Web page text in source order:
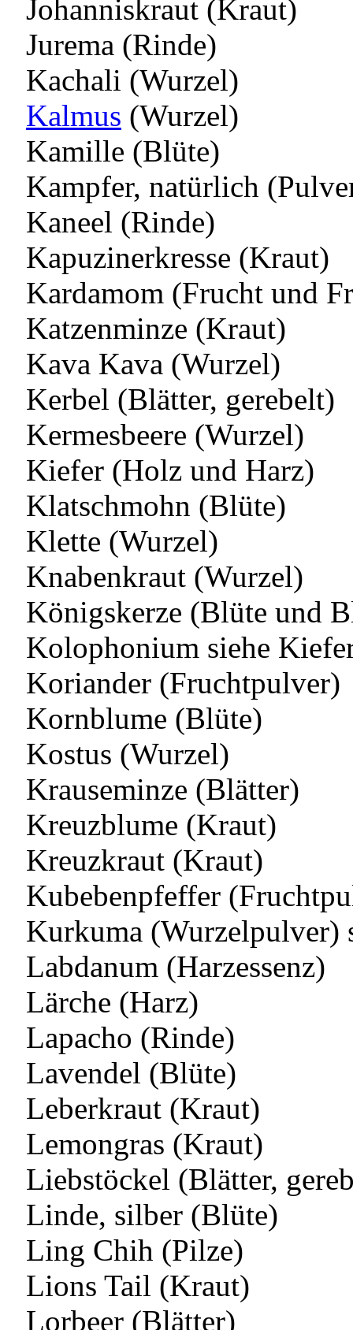
Johanniskraut (Kraut)
Jurema (Rinde)
Kachali (Wurzel)
Kalmus (Wurzel)
Kamille (Blüte)
Kampfer, natürlich
Kaneel (Rinde)
Kapuzinerkresse (Kraut)
Kardamom (Frucht und
Katzenminze (Kraut)
Kava Kava (Wurzel)
Kerbel (Blätter, gerebelt)
Kermesbeere (Wurzel)
Kiefer (Holz und Harz)
Klatschmohn (Blüte)
Klette (Wurzel)
Knabenkraut (Wurzel)
Königskerze (Blüte und
Kolophonium siehe
Koriander (Fruchtpulver)
Kornblume (Blüte)
Kostus (Wurzel)
Krauseminze (Blätter)
Kreuzblume (Kraut)
Kreuzkraut (Kraut)
Kubebenpfeffer
Kurkuma (Wurzelpulver)
Labdanum (Harzessenz)
Lärche (Harz)
Lapacho (Rinde)
Lavendel (Blüte)
Leberkraut (Kraut)
Lemongras (Kraut)
Liebstöckel (Blätter,
Linde, silber (Blüte)
Ling Chih (Pilze)
Lions Tail (Kraut)
Lorbeer (Blätter)